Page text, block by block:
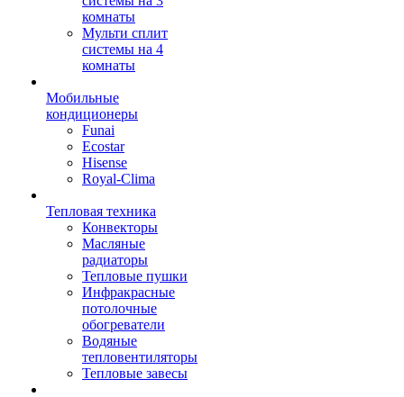
комнаты
Мульти сплит
системы на 4
комнаты
Мобильные
кондиционеры
Funai
Ecostar
Hisense
Royal-Clima
Тепловая техника
Конвекторы
Масляные
радиаторы
Тепловые пушки
Инфракрасные
потолочные
обогреватели
Водяные
тепловентиляторы
Тепловые завесы